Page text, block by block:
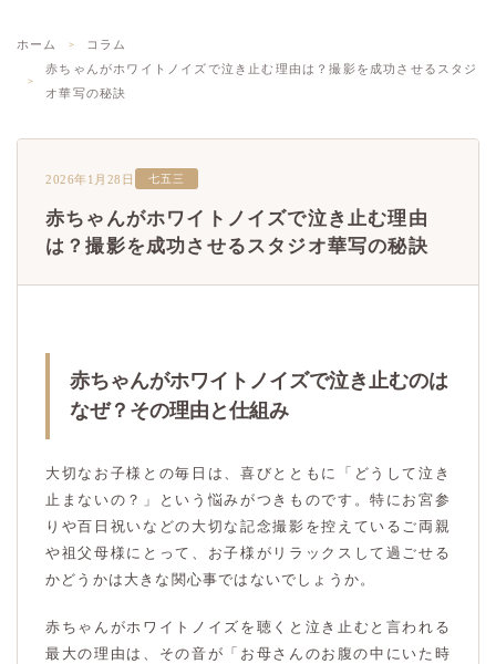
ホーム
コラム
赤ちゃんがホワイトノイズで泣き止む理由は？撮影を成功させるスタジ
オ華写の秘訣
2026年1月28日 七五三
赤ちゃんがホワイトノイズで泣き止む理由
は？撮影を成功させるスタジオ華写の秘訣
赤ちゃんがホワイトノイズで泣き止むのは
なぜ？その理由と仕組み
大切なお子様との毎日は、喜びとともに「どうして泣き
止まないの？」という悩みがつきものです。特にお宮参
りや百日祝いなどの大切な記念撮影を控えているご両親
や祖父母様にとって、お子様がリラックスして過ごせる
かどうかは大きな関心事ではないでしょうか。
赤ちゃんがホワイトノイズを聴くと泣き止むと言われる
最大の理由は、その音が「お母さんのお腹の中にいた時